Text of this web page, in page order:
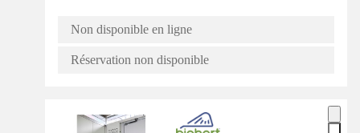
Non disponible en ligne
Réservation non disponible